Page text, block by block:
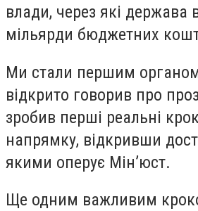
влади, через які держава
мільярди бюджетних
Ми стали першим
відкрито говорив про
зробив перші реальні
напрямку, відкривши
якими оперує Мін’юст.
Ще одним важливим